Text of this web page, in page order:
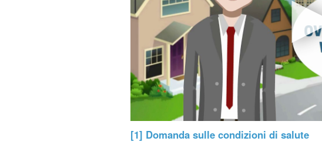
[1] Domanda sulle condizioni di salute